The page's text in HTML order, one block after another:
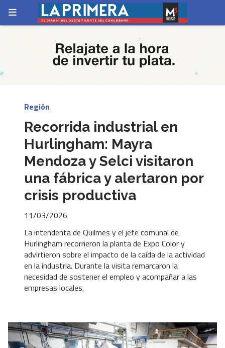
Recorrida industrial en
Hurlingham: Mayra
Mendoza y Selci visitaron
una fábrica y alertaron por
crisis productiva
La intendenta de Quilmes y el jefe comunal de
Hurlingham recorrieron la planta de Expo Color y
advirtieron sobre el impacto de la caída de la actividad
en la industria. Durante la visita remarcaron la
necesidad de sostener el empleo y acompañar a las
empresas locales.
Región
11/03/2026